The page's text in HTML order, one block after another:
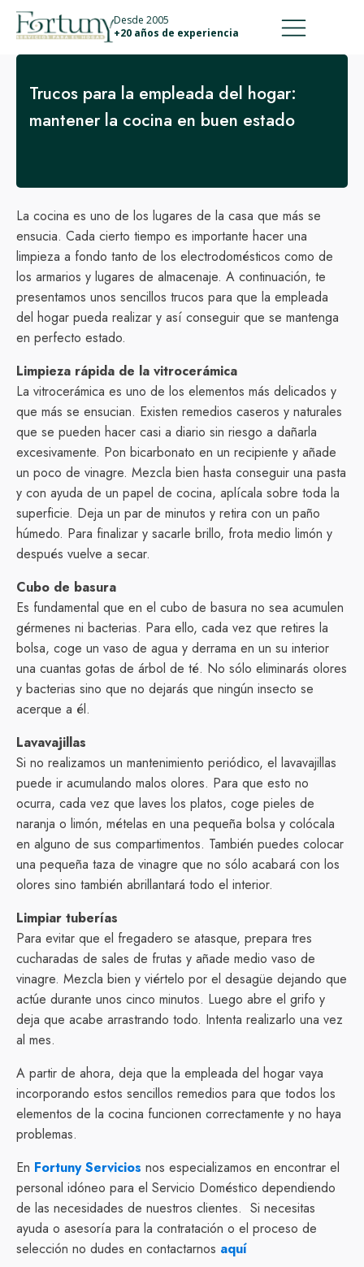
911 887 226
Desde 2005
+20 años de experiencia
Trucos para la empleada del hogar:
mantener la cocina en buen estado
La cocina es uno de los lugares de la casa que más se
ensucia. Cada cierto tiempo es importante hacer una
limpieza a fondo tanto de los electrodomésticos como de
los armarios y lugares de almacenaje. A continuación, te
presentamos unos sencillos trucos para que la empleada
del hogar pueda realizar y así conseguir que se mantenga
en perfecto estado.
Limpieza rápida de la vitrocerámica
La vitrocerámica es uno de los elementos más delicados y
que más se ensucian. Existen remedios caseros y naturales
que se pueden hacer casi a diario sin riesgo a dañarla
excesivamente. Pon bicarbonato en un recipiente y añade
un poco de vinagre. Mezcla bien hasta conseguir una pasta
y con ayuda de un papel de cocina, aplícala sobre toda la
superficie. Deja un par de minutos y retira con un paño
húmedo. Para finalizar y sacarle brillo, frota medio limón y
después vuelve a secar.
Cubo de basura
Es fundamental que en el cubo de basura no sea acumulen
gérmenes ni bacterias. Para ello, cada vez que retires la
bolsa, coge un vaso de agua y derrama en un su interior
una cuantas gotas de árbol de té. No sólo eliminarás olores
y bacterias sino que no dejarás que ningún insecto se
acerque a él.
Lavavajillas
Si no realizamos un mantenimiento periódico, el lavavajillas
puede ir acumulando malos olores. Para que esto no
ocurra, cada vez que laves los platos, coge pieles de
naranja o limón, mételas en una pequeña bolsa y colócala
en alguno de sus compartimentos. También puedes colocar
una pequeña taza de vinagre que no sólo acabará con los
olores sino también abrillantará todo el interior.
Limpiar tuberías
Para evitar que el fregadero se atasque, prepara tres
cucharadas de sales de frutas y añade medio vaso de
vinagre. Mezcla bien y viértelo por el desagüe dejando que
actúe durante unos cinco minutos. Luego abre el grifo y
deja que acabe arrastrando todo. Intenta realizarlo una vez
al mes.
A partir de ahora, deja que la empleada del hogar vaya
incorporando estos sencillos remedios para que todos los
elementos de la cocina funcionen correctamente y no haya
problemas.
En Fortuny Servicios nos especializamos en encontrar el
personal idóneo para el Servicio Doméstico dependiendo
de las necesidades de nuestros clientes. Si necesitas
ayuda o asesoría para la contratación o el proceso de
selección no dudes en contactarnos aquí